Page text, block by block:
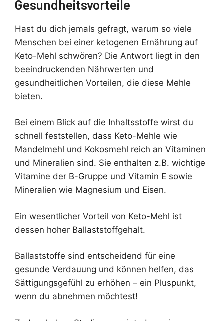
Gesundheitsvorteile
Hast du dich jemals gefragt, warum so viele
Menschen bei einer ketogenen Ernährung auf
Keto-Mehl schwören? Die Antwort liegt in den
beeindruckenden Nährwerten und
gesundheitlichen Vorteilen, die diese Mehle
bieten.
Bei einem Blick auf die Inhaltsstoffe wirst du
schnell feststellen, dass Keto-Mehle wie
Mandelmehl und Kokosmehl reich an Vitaminen
und Mineralien sind. Sie enthalten z.B. wichtige
Vitamine der B-Gruppe und Vitamin E sowie
Mineralien wie Magnesium und Eisen.
Ein wesentlicher Vorteil von Keto-Mehl ist
dessen hoher Ballaststoffgehalt.
Ballaststoffe sind entscheidend für eine
gesunde Verdauung und können helfen, das
Sättigungsgefühl zu erhöhen – ein Pluspunkt,
wenn du abnehmen möchtest!